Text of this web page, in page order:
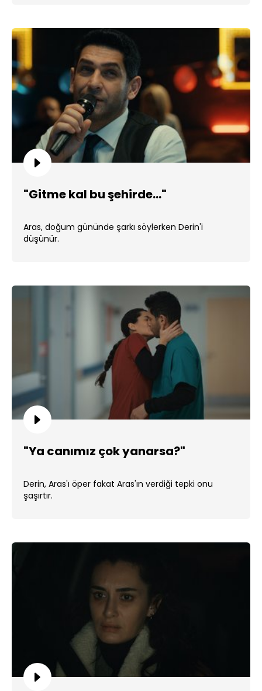
"Gitme kal bu şehirde..."
Aras, doğum gününde şarkı söylerken Derin'i
düşünür.
"Ya canımız çok yanarsa?"
Derin, Aras'ı öper fakat Aras'ın verdiği tepki onu
şaşırtır.